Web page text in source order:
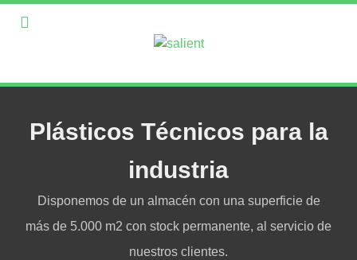
Plásticos Técnicos para la
industria
Disponemos de un almacén con una superficie de
más de 5.000 m2 con stock permanente, al servicio de
nuestros clientes.